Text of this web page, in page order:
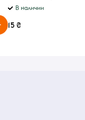
В наличии
15 ₴